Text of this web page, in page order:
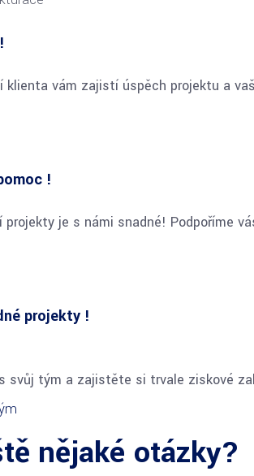
klienta vám zajistí úspěch projektu a
!
je s námi snadné! Podpoříme
projekty !
svůj tým a zajistěte si trvale ziskové
nějaké otázky?